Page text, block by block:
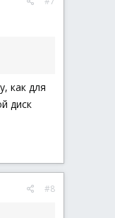
как для
диск
#8